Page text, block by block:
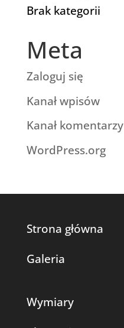
Brak kategorii
Meta
Zaloguj się
Kanał wpisów
Kanał komentarzy
WordPress.org
Strona główna
Galeria
Wymiary